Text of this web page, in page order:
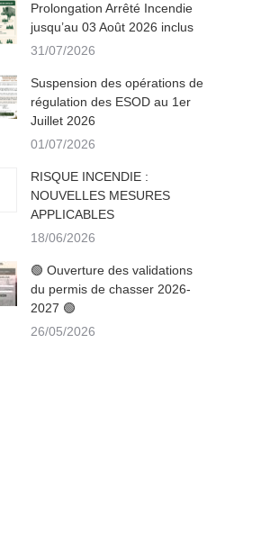
Prolongation Arrêté Incendie
jusqu’au 03 Août 2026 inclus
31/07/2026
Suspension des opérations de
régulation des ESOD au 1er
Juillet 2026
01/07/2026
RISQUE INCENDIE :
NOUVELLES MESURES
APPLICABLES
18/06/2026
🟢 Ouverture des validations
du permis de chasser 2026-
2027 🟢
26/05/2026